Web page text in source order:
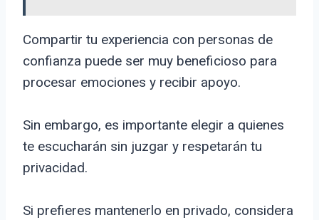
Compartir tu experiencia con personas de
confianza puede ser muy beneficioso para
procesar emociones y recibir apoyo.
Sin embargo, es importante elegir a quienes
te escucharán sin juzgar y respetarán tu
privacidad.
Si prefieres mantenerlo en privado, considera